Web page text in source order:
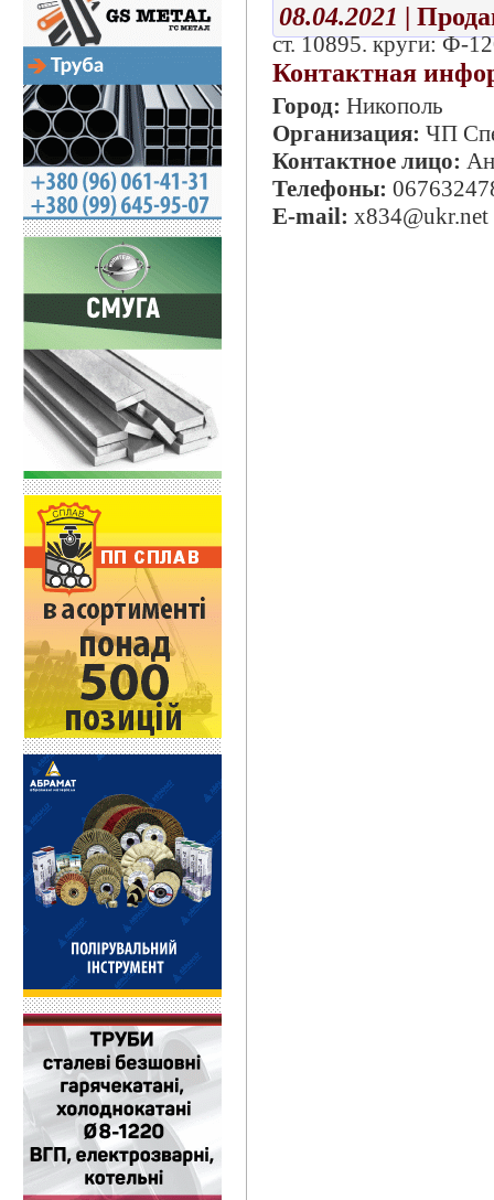
08.04.2021 |
ст. 10895. круги: Ф-
Контактная
Город: Никополь
Организация: ЧП
Контактное лицо:
Телефоны:
E-mail: x834@ukr.net